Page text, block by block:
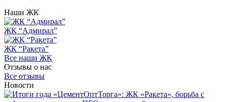
Наши ЖК
ЖК “Адмирал”
ЖК “Ракета”
Все наши ЖК
Отзывы о нас
Все отзывы
Новости